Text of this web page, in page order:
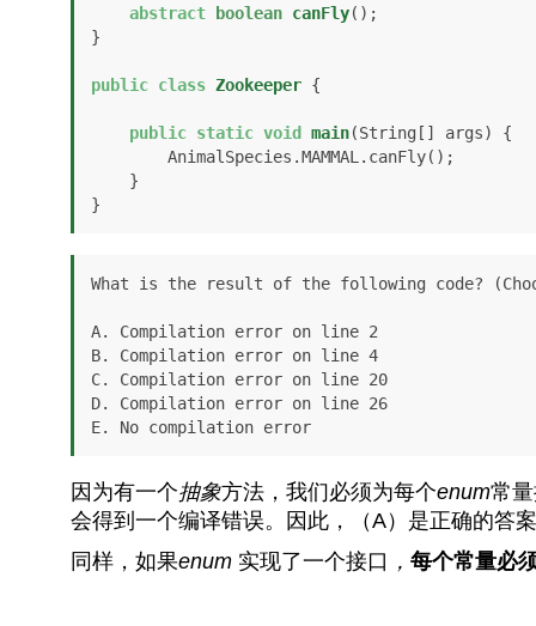
abstract boolean canFly() ;
}
public class Zookeeper {
public static void main(String[] args)
{
}
What is the result of the following code?
A. Compilation error on line 2
B. Compilation error on line 4
C. Compilation error on line 20
D. Compilation error on line 26
E. No compilation error
因为有一个抽象方法，我们必须为每个enum常
会得到一个编译错误。因此，（A）是正确的答
同样，如果enum 实现了一个接口 ， 每个常量必